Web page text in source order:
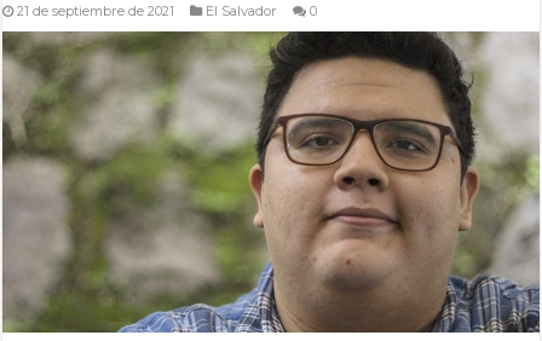
21 de septiembre de 2021 El Salvador 0